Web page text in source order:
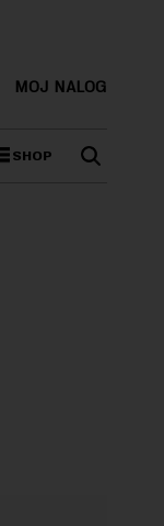
MOJ NALOG
SHOP